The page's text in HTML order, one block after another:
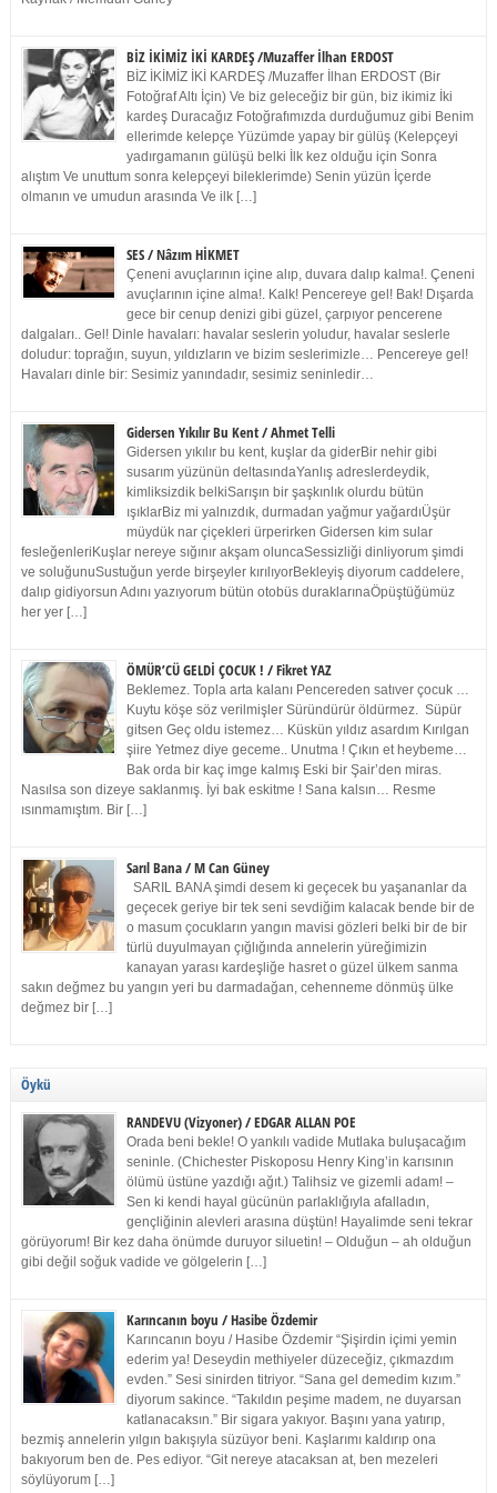
BİZ İKİMİZ İKİ KARDEŞ /Muzaffer İlhan ERDOST
BİZ İKİMİZ İKİ KARDEŞ /Muzaffer İlhan ERDOST (Bir
Fotoğraf Altı İçin) Ve biz geleceğiz bir gün, biz ikimiz İki
kardeş Duracağız Fotoğrafımızda durduğumuz gibi Benim
ellerimde kelepçe Yüzümde yapay bir gülüş (Kelepçeyi
yadırgamanın gülüşü belki İlk kez olduğu için Sonra
alıştım Ve unuttum sonra kelepçeyi bileklerimde) Senin yüzün İçerde
olmanın ve umudun arasında Ve ilk […]
SES / Nâzım HİKMET
Çeneni avuçlarının içine alıp, duvara dalıp kalma!. Çeneni
avuçlarının içine alma!. Kalk! Pencereye gel! Bak! Dışarda
gece bir cenup denizi gibi güzel, çarpıyor pencerene
dalgaları.. Gel! Dinle havaları: havalar seslerin yoludur, havalar seslerle
doludur: toprağın, suyun, yıldızların ve bizim seslerimizle… Pencereye gel!
Havaları dinle bir: Sesimiz yanındadır, sesimiz seninledir…
Gidersen Yıkılır Bu Kent / Ahmet Telli
Gidersen yıkılır bu kent, kuşlar da giderBir nehir gibi
susarım yüzünün deltasındaYanlış adreslerdeydik,
kimliksizdik belkiSarışın bir şaşkınlık olurdu bütün
ışıklarBiz mi yalnızdık, durmadan yağmur yağardıÜşür
müydük nar çiçekleri ürperirken Gidersen kim sular
fesleğenleriKuşlar nereye sığınır akşam oluncaSessizliği dinliyorum şimdi
ve soluğunuSustuğun yerde birşeyler kırılıyorBekleyiş diyorum caddelere,
dalıp gidiyorsun Adını yazıyorum bütün otobüs duraklarınaÖpüştüğümüz
her yer […]
ÖMÜR’CÜ GELDİ ÇOCUK ! / Fikret YAZ
Beklemez. Topla arta kalanı Pencereden satıver çocuk …
Kuytu köşe söz verilmişler Süründürür öldürmez. Süpür
gitsen Geç oldu istemez… Küskün yıldız asardım Kırılgan
şiire Yetmez diye geceme.. Unutma ! Çıkın et heybeme…
Bak orda bir kaç imge kalmış Eski bir Şair’den miras.
Nasılsa son dizeye saklanmış. İyi bak eskitme ! Sana kalsın… Resme
ısınmamıştım. Bir […]
Sarıl Bana / M Can Güney
SARIL BANA şimdi desem ki geçecek bu yaşananlar da
geçecek geriye bir tek seni sevdiğim kalacak bende bir de
o masum çocukların yangın mavisi gözleri belki bir de bir
türlü duyulmayan çığlığında annelerin yüreğimizin
kanayan yarası kardeşliğe hasret o güzel ülkem sanma
sakın değmez bu yangın yeri bu darmadağan, cehenneme dönmüş ülke
değmez bir […]
Öykü
RANDEVU (Vizyoner) / EDGAR ALLAN POE
Orada beni bekle! O yankılı vadide Mutlaka buluşacağım
seninle. (Chichester Piskoposu Henry King’in karısının
ölümü üstüne yazdığı ağıt.) Talihsiz ve gizemli adam! –
Sen ki kendi hayal gücünün parlaklığıyla afalladın,
gençliğinin alevleri arasına düştün! Hayalimde seni tekrar
görüyorum! Bir kez daha önümde duruyor siluetin! – Olduğun – ah olduğun
gibi değil soğuk vadide ve gölgelerin […]
Karıncanın boyu / Hasibe Özdemir
Karıncanın boyu / Hasibe Özdemir “Şişirdin içimi yemin
ederim ya! Deseydin methiyeler düzeceğiz, çıkmazdım
evden.” Sesi sinirden titriyor. “Sana gel demedim kızım.”
diyorum sakince. “Takıldın peşime madem, ne duyarsan
katlanacaksın.” Bir sigara yakıyor. Başını yana yatırıp,
bezmiş annelerin yılgın bakışıyla süzüyor beni. Kaşlarımı kaldırıp ona
bakıyorum ben de. Pes ediyor. “Git nereye atacaksan at, ben mezeleri
söylüyorum […]